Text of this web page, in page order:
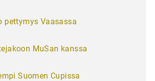
pettymys Vaasassa
MuSan kanssa
Suomen Cupissa